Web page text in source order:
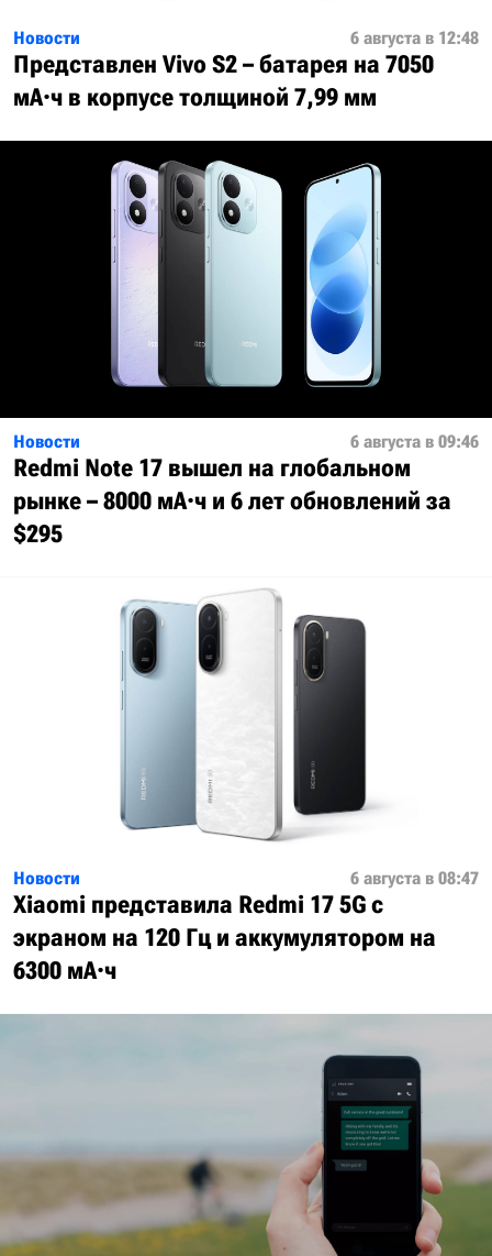
Новости 6 августа в 12:48
Представлен Vivo S2 – батарея на 7050
мА·ч в корпусе толщиной 7,99 мм
Новости 6 августа в 09:46
Redmi Note 17 вышел на глобальном
рынке – 8000 мА·ч и 6 лет обновлений за
$295
Новости 6 августа в 08:47
Xiaomi представила Redmi 17 5G с
экраном на 120 Гц и аккумулятором на
6300 мА·ч